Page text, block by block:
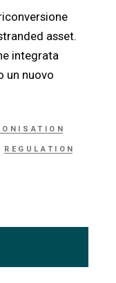
asset.
integrata
un nuovo
REGULATION